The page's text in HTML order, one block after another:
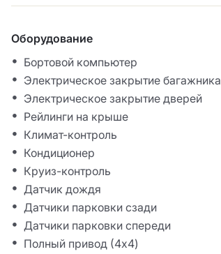
Оборудование
Бортовой компьютер
Электрическое закрытие багажника
Электрическое закрытие дверей
Рейлинги на крыше
Климат-контроль
Кондиционер
Круиз-контроль
Датчик дождя
Датчики парковки сзади
Датчики парковки спереди
Полный привод (4x4)